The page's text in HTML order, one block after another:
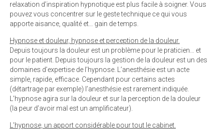
relaxation d’inspiration hypnotique est plus facile à soigner. Vous
pouvez vous concentrer sur le geste technique ce qui vous
apporte aisance, qualité et… gain de temps.
Hypnose et douleur, hypnose et perception de la douleur.
Depuis toujours la douleur est un problème pour le praticien… et
pour le patient. Depuis toujours la gestion de la douleur est un des
domaines d’expertise de l’hypnose. L’anesthésie est un acte
simple, rapide, efficace. Cependant pour certains actes
(détartrage par exemple) l’anesthésie est rarement indiquée.
L’hypnose agira sur la douleur et sur la perception de la douleur
(la peur d’avoir mal est un amplificateur).
L’hypnose, un apport considérable pour tout le cabinet.